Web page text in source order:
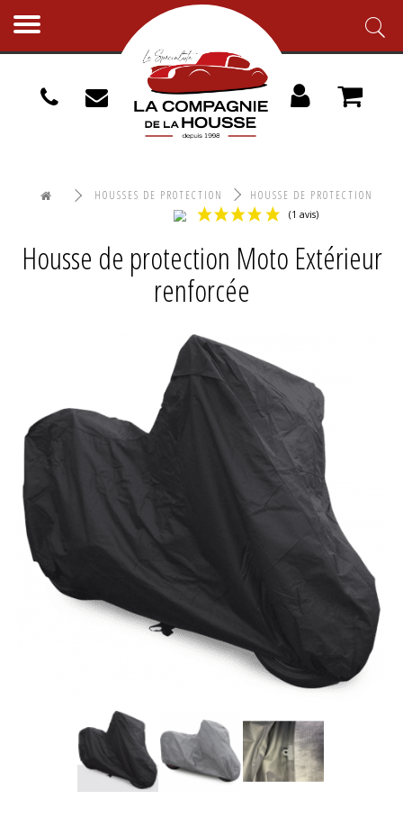
Toggle
HOUSSES DE PROTECTION
HOUSSE DE PROTECTION
MOTO EXTÉRIEUR RENFORCÉE
Housse de protection Moto Extérieur
renforcée
(1 avis)